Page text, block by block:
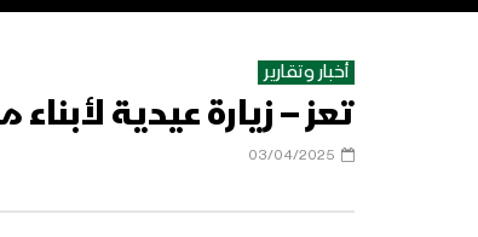
أخبار وتقارير
تعز – زيارة عيدية
03/04/2025